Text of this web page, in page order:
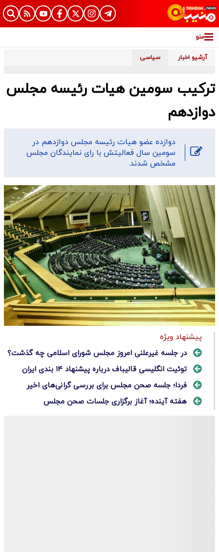
منو
آرشیو اخبار سیاسی
ترکیب سومین هیات رئیسه مجلس
دوازدهم
دوازده عضو هیات رئیسه مجلس دوازدهم در
سومین سال فعالیتش با رای نمایندگان مجلس
مشخص شدند.
پیشنهاد ویژه
در جلسه غیرعلنی امروز مجلس شورای اسلامی چه گذشت؟
توئیت انگلیسی قالیباف درباره پیشنهاد ۱۴ بندی ایران
فردا؛ جلسه صحن مجلس برای بررسی گرانی‌های اخیر
هفته آینده؛ آغاز برگزاری جلسات صحن مجلس